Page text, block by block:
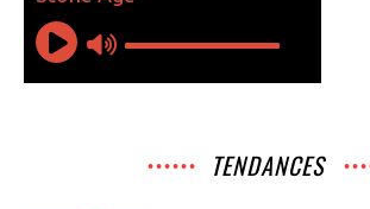
TENDANCES